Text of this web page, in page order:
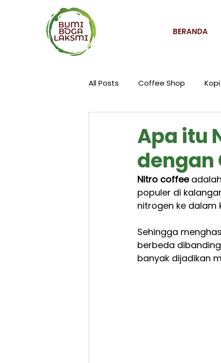
BERANDA
All Posts Coffee Shop Kopi
Apa itu
dengan
Nitro coffee
populer di
nitrogen ke dalam
Sehingga
berbeda
banyak dijadikan